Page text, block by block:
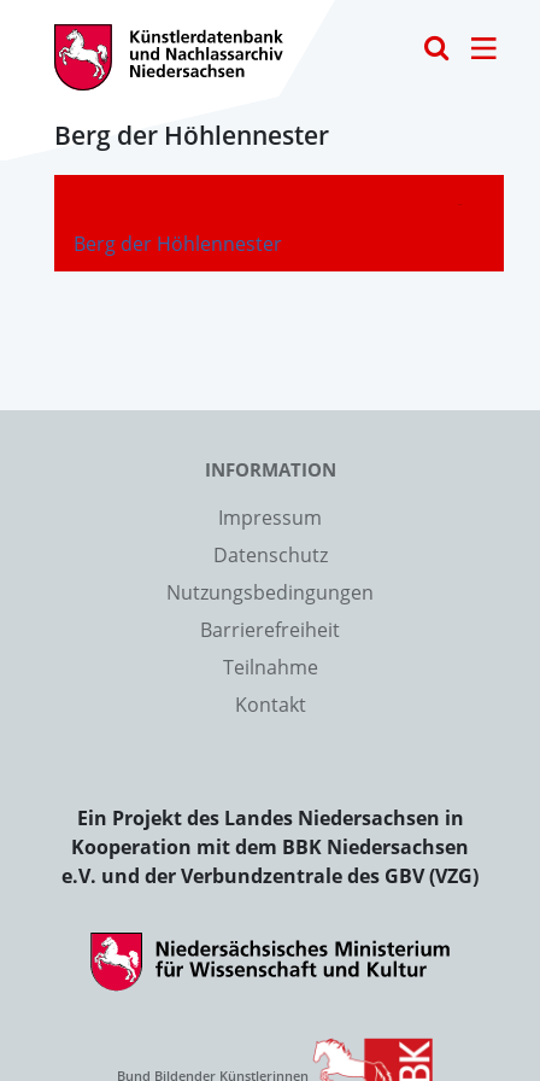
Berg der Höhlennester
Berg der Höhlennester
-
INFORMATION
Impressum
Datenschutz
Nutzungsbedingungen
Barrierefreiheit
Teilnahme
Kontakt
Ein Projekt des Landes Niedersachsen in
Kooperation mit dem BBK Niedersachsen
e.V. und der Verbundzentrale des GBV (VZG)
Bund Bildender Künstlerinnen